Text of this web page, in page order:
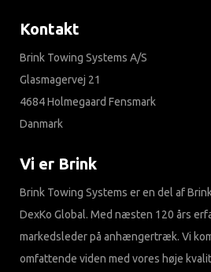
Kontakt
Brink Towing Systems A/S
Glasmagervej 21
4684 Holmegaard Fensmark
Danmark
Vi er Brink
Brink Towing Systems er en del af
DexKo Global. Med næsten 120 års
markedsleder på anhængertræk. Vi
omfattende viden med vores høje